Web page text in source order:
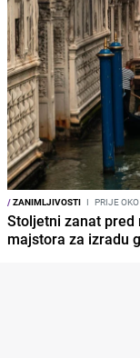
/ZANIMLJIVOSTI I PRIJE
Stoljetni zanat pred
majstora za izradu